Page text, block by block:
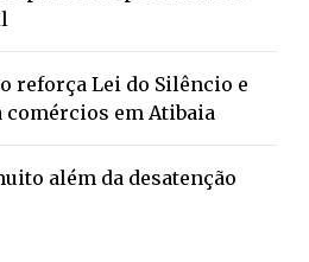
reforça Lei do Silêncio e
em Atibaia
além da desatenção